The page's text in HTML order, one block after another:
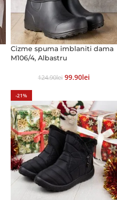
Cizme spuma imblaniti dama
M106/4, Albastru
124.90Lei 99.90Lei
-21%